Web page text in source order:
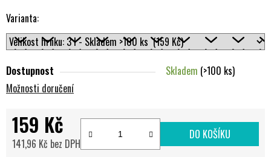
Varianta:
Dostupnost Skladem (>100 ks)
Možnosti doručení
159 Kč
141,96 Kč bez DPH
DO KOŠÍKU